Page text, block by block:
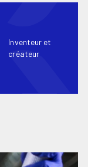
Inventeur et
créateur